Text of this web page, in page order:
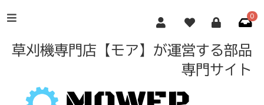
0
草刈機専門店【モア】が運営する部品
専門サイト